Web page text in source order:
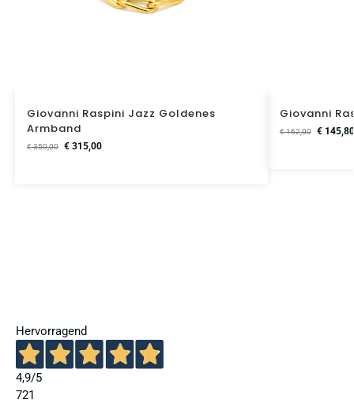
Giovanni Raspini Jazz Goldenes
Armband
€350,00 €315,00
Giovanni
€162,00 €145,80
Hervorragend
4,9/5
721